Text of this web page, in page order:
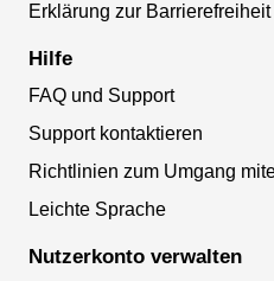
Erklärung zur Barrierefreiheit
Hilfe
FAQ und Support
Support kontaktieren
Richtlinien zum Umgang
Leichte Sprache
Nutzerkonto verwalten